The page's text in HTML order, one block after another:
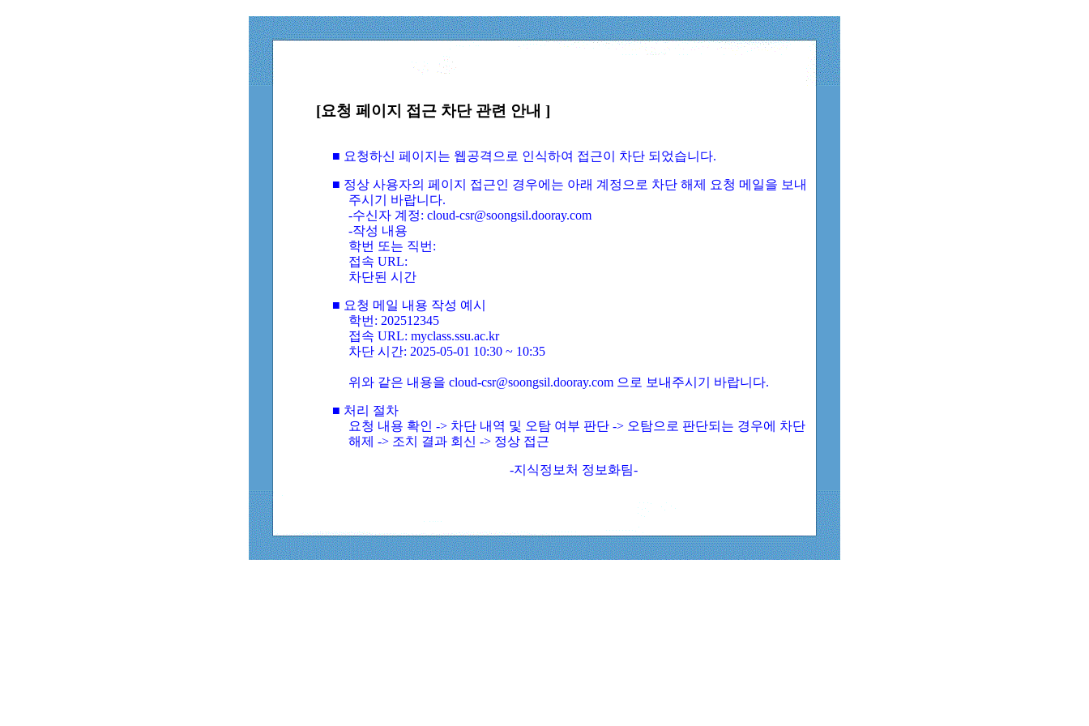
[요청 페이지 접근 차단 관련 안내 ]
■ 요청하신 페이지는 웹공격으로 인식하여 접근이 차단 되었습니다.
■ 정상 사용자의 페이지 접근인 경우에는 아래 계정으로 차단 해제 요청 메일을 보내
주시기 바랍니다.
-수신자 계정: cloud-csr@soongsil.dooray.com
-작성 내용
학번 또는 직번:
접속 URL:
차단된 시간
■ 요청 메일 내용 작성 예시
학번: 202512345
접속 URL: myclass.ssu.ac.kr
차단 시간: 2025-05-01 10:30 ~ 10:35
위와 같은 내용을 cloud-csr@soongsil.dooray.com 으로 보내주시기 바랍니다.
■ 처리 절차
요청 내용 확인 -> 차단 내역 및 오탐 여부 판단 -> 오탐으로 판단되는 경우에 차단
해제 -> 조치 결과 회신 -> 정상 접근
-지식정보처 정보화팀-